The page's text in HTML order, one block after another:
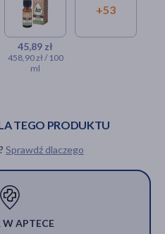
Nord, Zaproszenie do
olejek eteryczny, 10 ml
zł
Vera Nord, olejek
eteryczny, hyzop, 10
ml
35,49 zł
45,89 zł
458,90 zł / 100
ml
Vera Nord,
olejek
+53
TEGO PRODUKTU
Sprawdź dlaczego
APTECE